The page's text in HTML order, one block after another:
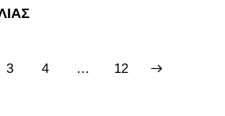
3 4 … 12
>